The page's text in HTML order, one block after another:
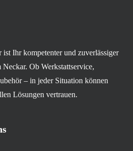
ist Ihr kompetenter und zuverlässiger
Ob Werkstattservice,
– in jeder Situation können
Lösungen vertrauen.